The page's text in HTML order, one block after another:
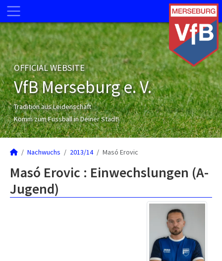
OFFICIAL WEBSITE
VfB Merseburg e. V.
Tradition aus Leidenschaft
Komm zum Fussball in Deiner Stadt!
Nachwuchs 2013/14 Masó Erovic
Masó Erovic : Einwechslungen (A-
Jugend)